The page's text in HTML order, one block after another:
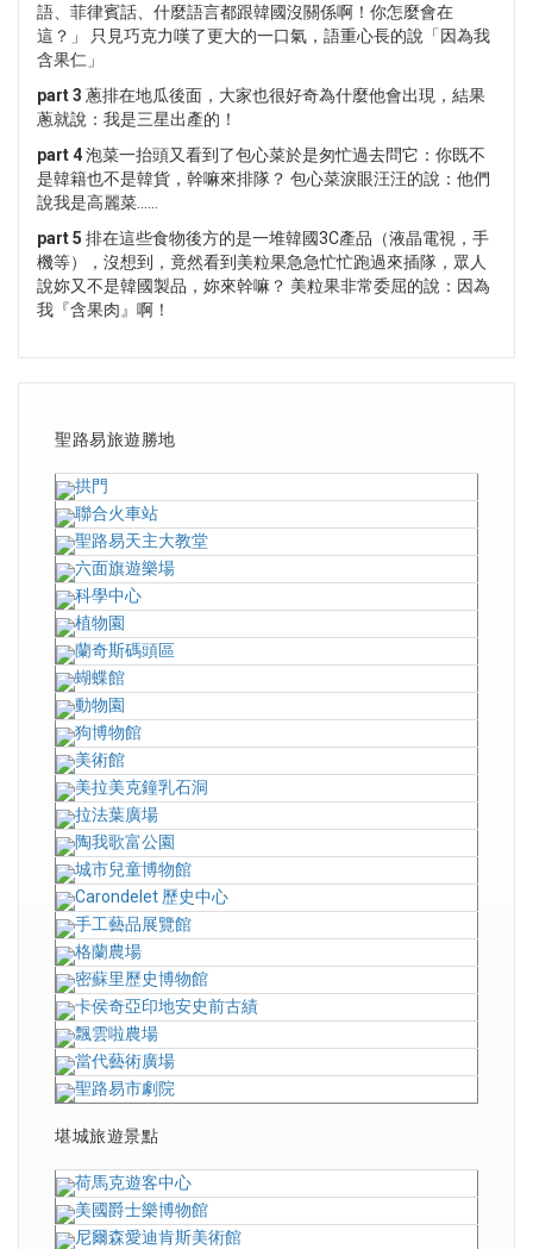
語、菲律賓話、什麼語言都跟韓國沒關係啊！你怎麼會在
這？」 只見巧克力嘆了更大的一口氣，語重心長的說「因為我
含果仁」
part 3 蔥排在地瓜後面，大家也很好奇為什麼他會出現，結果
蔥就說：我是三星出產的！
part 4泡菜一抬頭又看到了包心菜於是匆忙過去問它：你既不
是韓籍也不是韓貨，幹嘛來排隊？ 包心菜淚眼汪汪的說：他們
說我是高麗菜......
part 5 排在這些食物後方的是一堆韓國3C產品（液晶電視，手
機等），沒想到，竟然看到美粒果急急忙忙跑過來插隊，眾人
說妳又不是韓國製品，妳來幹嘛？ 美粒果非常委屈的說：因為
我『含果肉』啊！
聖路易旅遊勝地
拱門
聯合火車站
聖路易天主大教堂
六面旗遊樂場
科學中心
植物園
蘭奇斯碼頭區
蝴蝶館
動物園
狗博物館
美術館
美拉美克鐘乳石洞
拉法葉廣場
陶我歌富公園
城市兒童博物館
Carondelet 歷史中心
手工藝品展覽館
格蘭農場
密蘇里歷史博物館
卡侯奇亞印地安史前古績
飄雲啦農場
當代藝術廣場
聖路易市劇院
堪城旅遊景點
荷馬克遊客中心
美國爵士樂博物館
尼爾森愛迪肯斯美術館